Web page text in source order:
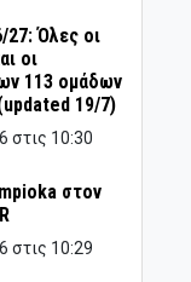
27: Όλες οι
οι
113 ομάδων
19/7)
στις 10:30
στον
στις 10:29